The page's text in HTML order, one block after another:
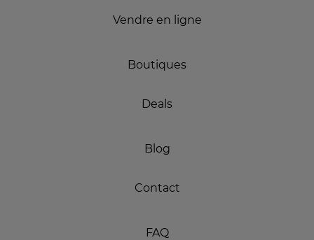
Vendre en ligne
Boutiques
Deals
Blog
Contact
FAQ